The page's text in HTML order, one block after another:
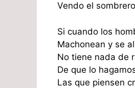
Vendo el
Si cuando los
Machonean y se
No tiene nada de
De que lo
Las que piensen